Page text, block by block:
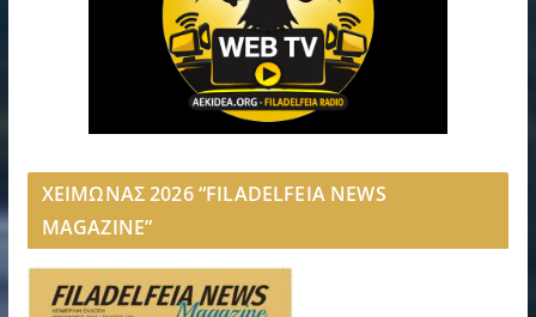
ΧΕΙΜΩΝΑΣ 2026 “FILADELFEIA NEWS
MAGAZINE”